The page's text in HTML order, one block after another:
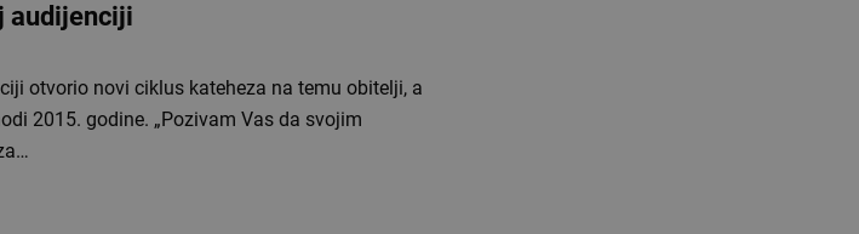
audijenciji
otvorio novi ciklus kateheza na temu obitelji, a
2015. godine. „Pozivam Vas da svojim